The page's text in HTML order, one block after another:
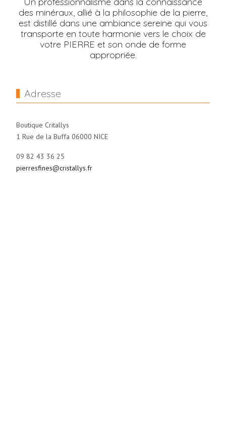
des minéraux, allié à la philosophie de la pierre,
est distillé dans une ambiance sereine qui vous
transporte en toute harmonie vers le choix de
votre PIERRE et son onde de forme
appropriée.
Adresse
Boutique Critallys
1 Rue de la Buffa 06000 NICE
09 82 43 36 25
pierresfines@cristallys.fr